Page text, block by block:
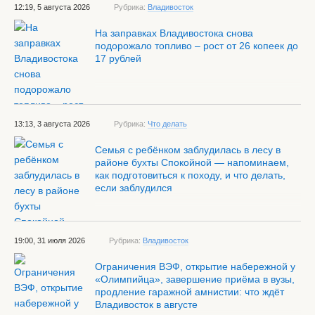
12:19, 5 августа 2026 Рубрика: Владивосток
На заправках Владивостока снова
подорожало топливо – рост от 26 копеек до
17 рублей
13:13, 3 августа 2026 Рубрика: Что делать
Семья с ребёнком заблудилась в лесу в
районе бухты Спокойной — напоминаем,
как подготовиться к походу, и что делать,
если заблудился
19:00, 31 июля 2026 Рубрика: Владивосток
Ограничения ВЭФ, открытие набережной у
«Олимпийца», завершение приёма в вузы,
продление гаражной амнистии: что ждёт
Владивосток в августе